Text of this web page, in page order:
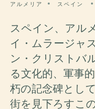
アルメリア スペイン
スペイン、アル
イ・ムラージャ
ン・クリストバ
る文化的、軍事
朽の記念碑とし
街を見下ろすこ